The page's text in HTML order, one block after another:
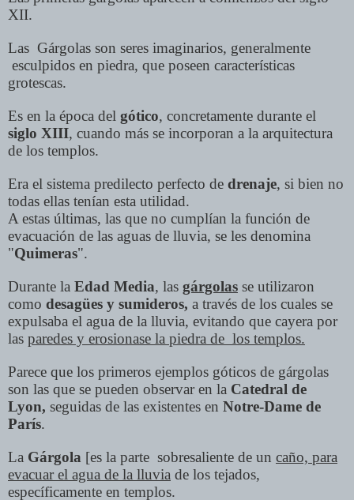
XII.
Las Gárgolas son seres imaginarios, generalmente
esculpidos en piedra, que poseen características
grotescas.
Es en la época del gótico, concretamente durante el
siglo XIII, cuando más se incorporan a la arquitectura
de los templos.
Era el sistema predilecto perfecto de drenaje, si bien no
todas ellas tenían esta utilidad.
A estas últimas, las que no cumplían la función de
evacuación de las aguas de lluvia, se les denomina
"Quimeras".
Durante la Edad Media, las gárgolas se utilizaron
como desagües y sumideros, a través de los cuales se
expulsaba el agua de la lluvia, evitando que cayera por
las paredes y erosionase la piedra de los templos.
Parece que los primeros ejemplos góticos de gárgolas
son las que se pueden observar en la Catedral de
Lyon, seguidas de las existentes en Notre-Dame de
París.
La Gárgola [es la parte sobresaliente de un caño, para
evacuar el agua de la lluvia de los tejados,
específicamente en templos.